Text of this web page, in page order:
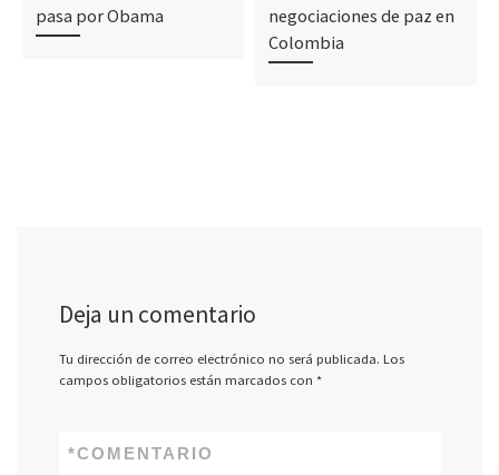
pasa por Obama
negociaciones de paz en
Colombia
Deja un comentario
Tu dirección de correo electrónico no será publicada. Los
campos obligatorios están marcados con *
COMENTARIO
*